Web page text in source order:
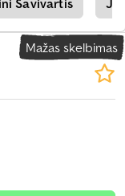
Mažas skelbimas